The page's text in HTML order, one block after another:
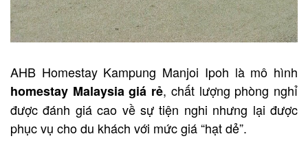
AHB Homestay Kampung Manjoi Ipoh là mô hình
homestay Malaysiagiá rẻ, chất lượng phòng nghỉ
được đánh giá cao về sự tiện nghi nhưng lại được
phục vụ cho du khách với mức giá “hạt dẻ”.